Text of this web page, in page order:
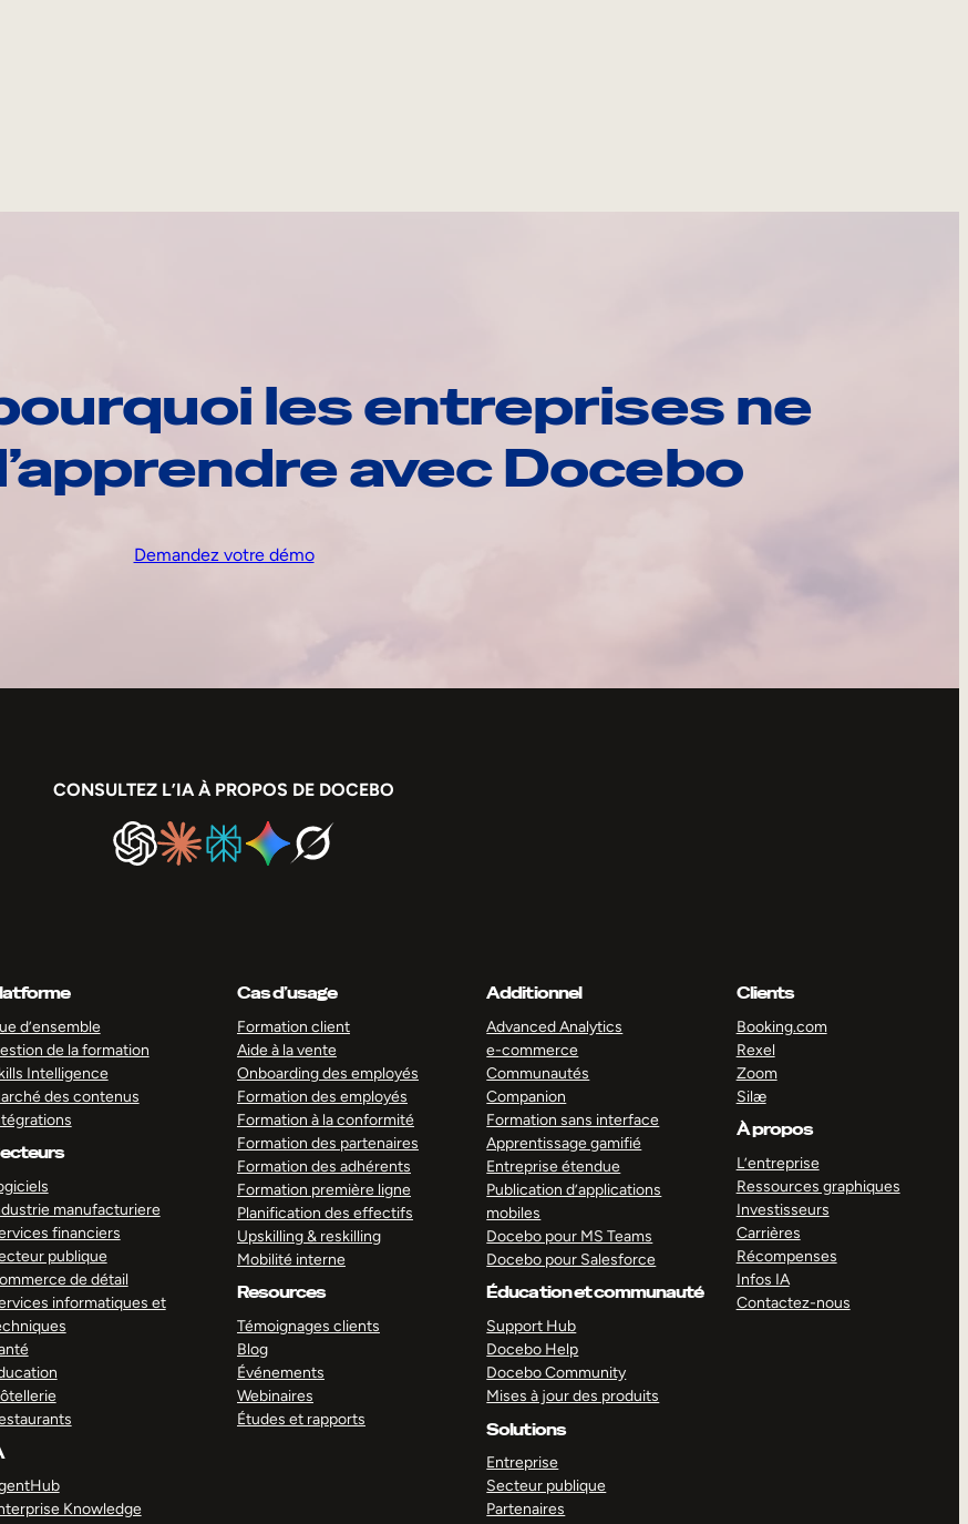
les entreprises ne
avec Docebo
Demandez votre démo
CONSULTEZ L’IA À PROPOS DE DOCEBO
d’ensemble
de la formation
Intelligence
des contenus
manufacturiere
financiers
publique
de détail
informatiques et
Knowledge
Cas d’usage
Formation client
Aide à la vente
Onboarding des employés
Formation des employés
Formation à la conformité
Formation des partenaires
Formation des adhérents
Formation première ligne
Planification des effectifs
Upskilling & reskilling
Mobilité interne
Resources
Témoignages clients
Blog
Événements
Webinaires
Études et rapports
Additionnel
Advanced Analytics
e-commerce
Communautés
Companion
Formation sans interface
Apprentissage gamifié
Entreprise étendue
Publication d’applications
mobiles
Docebo pour MS Teams
Docebo pour Salesforce
Éducation et communauté
Support Hub
Docebo Help
Docebo Community
Mises à jour des produits
Solutions
Entreprise
Secteur publique
Partenaires
Clients
Booking.com
Rexel
Zoom
Silæ
À propos
L’entreprise
Ressources graphiques
Investisseurs
Carrières
Récompenses
Infos IA
Contactez-nous